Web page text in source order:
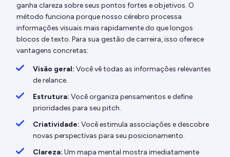
ganha clareza sobre seus pontos fortes e objetivos. O
método funciona porque nosso cérebro processa
informações visuais mais rapidamente do que longos
blocos de texto. Para sua gestão de carreira, isso oferece
vantagens concretas:
Visão geral: Você vê todas as informações relevantes
de relance.
Estrutura: Você organiza pensamentos e define
prioridades para seu pitch.
Criatividade: Você estimula associações e descobre
novas perspectivas para seu posicionamento.
Clareza: Um mapa mental mostra imediatamente